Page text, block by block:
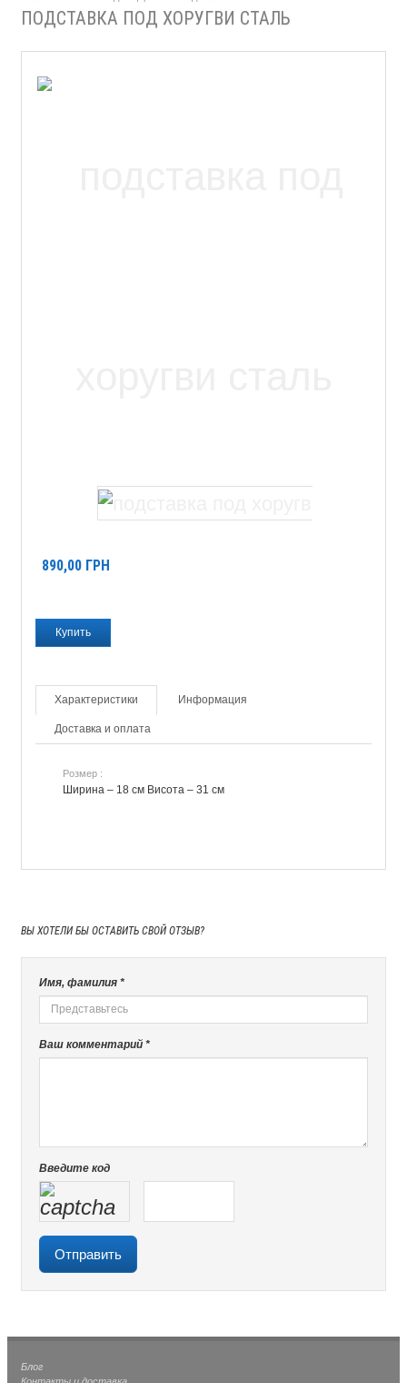
ПОДСТАВКА ПОД ХОРУГВИ СТАЛЬ
890,00 ГРН
Характеристики Информация
Доставка и оплата
Розмер :
Ширина – 18 см Висота – 31 см
ВЫ ХОТЕЛИ БЫ ОСТАВИТЬ СВОЙ ОТЗЫВ?
Имя, фамилия *
Ваш комментарий *
Введите код
Блог
Контакты и доставка